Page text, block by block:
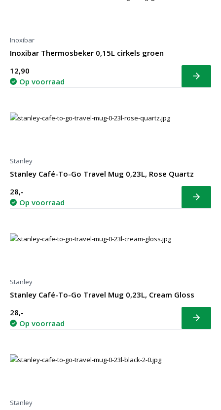
Inoxibar
Inoxibar Thermosbeker 0,15L cirkels groen
12,90
Op voorraad
Bekijk
Stanley
Stanley Café-To-Go Travel Mug 0,23L, Rose Quartz
28,-
Op voorraad
Bekijk
Stanley
Stanley Café-To-Go Travel Mug 0,23L, Cream Gloss
28,-
Op voorraad
Bekijk
Stanley